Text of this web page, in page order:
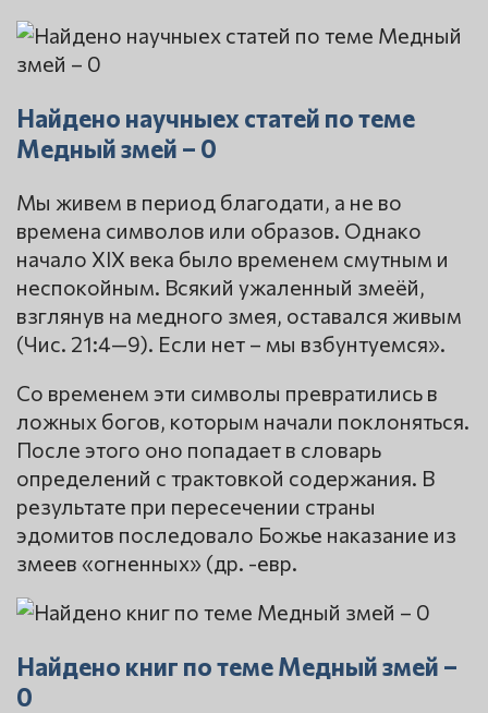
Найдено научныех статей по теме
Медный змей – 0
Мы живем в период благодати, а не во
времена символов или образов. Однако
начало XIX века было временем смутным и
неспокойным. Всякий ужаленный змеёй,
взглянув на медного змея, оставался живым
(Чис. 21:4—9). Если нет – мы взбунтуемся».
Со временем эти символы превратились в
ложных богов, которым начали поклоняться.
После этого оно попадает в словарь
определений с трактовкой содержания. В
результате при пересечении страны
эдомитов последовало Божье наказание из
змеев «огненных» (др. -евр.
Найдено книг по теме Медный змей –
0